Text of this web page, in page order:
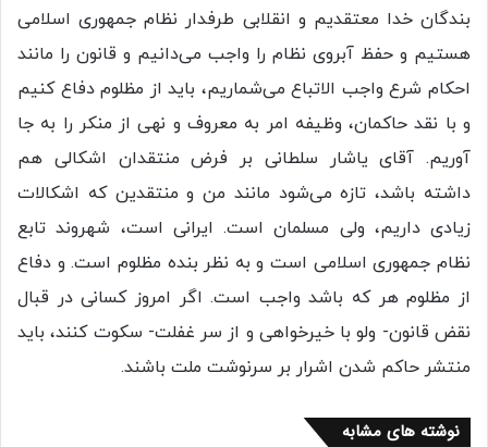
بندگان خدا معتقدیم و انقلابی طرفدار نظام جمهوری اسلامی
هستیم و حفظ آبروی نظام را واجب می‌دانیم و قانون را مانند
احکام شرع واجب الاتباع می‌شماریم، باید از مظلوم دفاع کنیم
و با نقد حاکمان، وظیفه امر به معروف و نهی از منکر را به جا
آوریم. آقای یاشار سلطانی بر فرض منتقدان اشکالی هم
داشته باشد، تازه می‌شود مانند من و منتقدین که اشکالات
زیادی داریم، ولی مسلمان است. ایرانی است، شهروند تابع
نظام جمهوری اسلامی است و به نظر بنده مظلوم است. و دفاع
از مظلوم هر که باشد واجب است. اگر امروز کسانی در قبال
نقض قانون- ولو با خیرخواهی و از سر غفلت- سکوت کنند، باید
منتشر حاکم شدن اشرار بر سرنوشت ملت باشند.
نوشته های مشابه